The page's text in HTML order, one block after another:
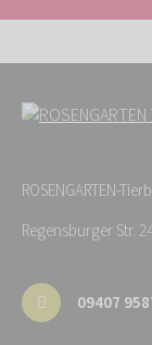
ROSENGARTEN-
Regensburger Str.
09407